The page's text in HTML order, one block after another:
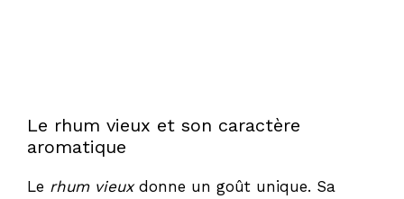
Le rhum vieux et son caractère
aromatique
Le rhum vieuxdonne un goût unique. Sa